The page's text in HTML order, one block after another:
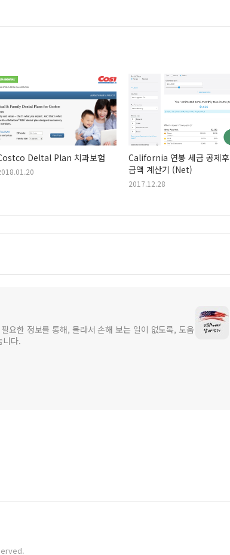
Deltal Plan 치과보험
California 연봉 세금 공제후
금액 계산기 (Net)
2017.12.28
요한 정보를 통해, 몰라서 손해 보는 일이 없도록, 도움
니다.